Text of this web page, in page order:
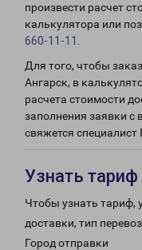
произвести расчет
калькулятора или
660-11-11
Для того, чтобы
Ангарск, в
расчета стоимости
заполнения заявки с
свяжется специалист
Узнать
Чтобы узнать тариф,
доставки, тип
Город отправки